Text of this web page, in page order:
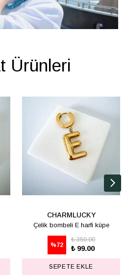
Ürünleri
CHARMLUCKY
Çelik bombeli E harfi küpe
%72
₺ 350.00
₺ 99.00
SEPETE EKLE